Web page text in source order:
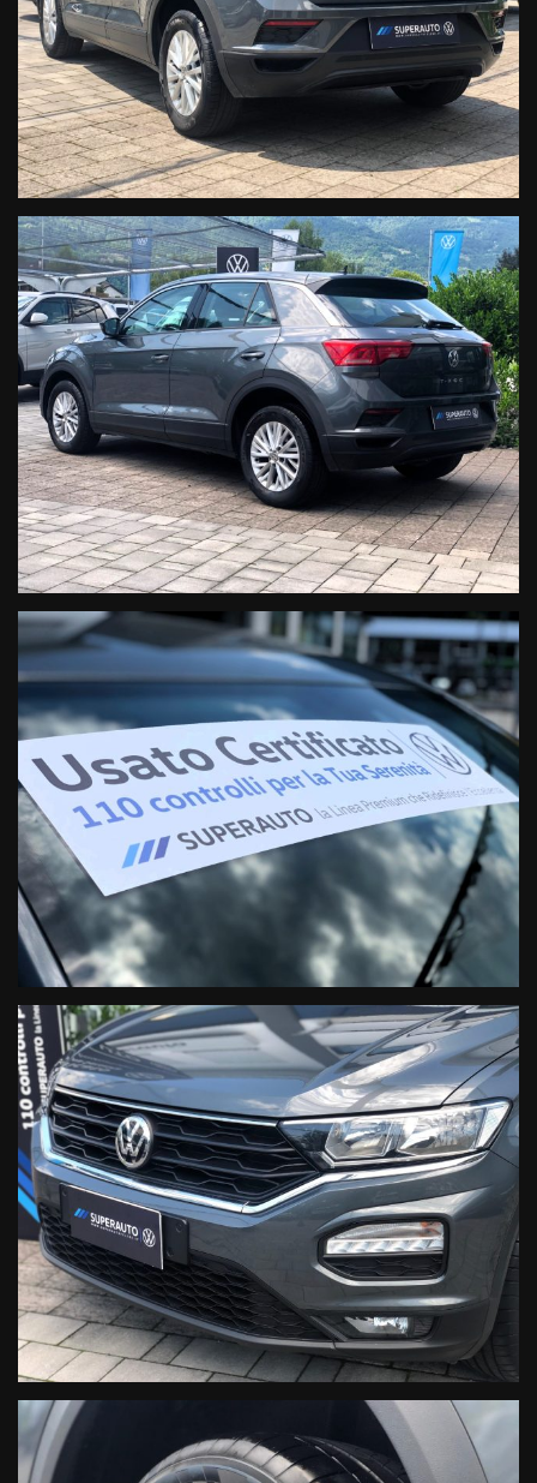
DEL NOSTRO STAFF
• CHILOMETRAGGIO DELL’AUTO ACQUISTATA ESPRESSO IN
FATTURA
• PREZZI REALI NON LEGATI AL FINANZIAMENTO
• POSSIBILITA’ DI VIDEOCHIAMATA PER VISIONARE IN
ANTEPRIMA L’AUTOVETTURA
• VALUTAZIONE DEL VOSTRO USATO ANCHE A DISTANZA
TRAMITE MAIL/WHATSAPP
• TEST DRIVE SU TUTTE LE AUTOVETTURE DISPONIBILI
• GARANZIA 12 MESI CON POSSIBILITA’ DI ESTENSIONE
ASSICURATIVA
• FORMULE DI FINANZIAMENTO CON POSSIBILITA' DI
FURTO/INCENDIO DA 12/96 MESI
• PREPARAZIONE ACCURATA DELL’ USATO CON LAVAGGIO E
SANIFICAZIONE DEGLI INTERNI
LA NOSTRA SEDE VENDITA/ASSISTENZA E SERVICE :
SEDE FELTRE (BL)
VIA CAV. VITTORIO VENETO 10/A
ZONA INDUSTRIALE
TELEFONO 0439.303636
DINO PERENZIN
+ 39 328 2926878
E-MAIL: d.perenzin@superautofeltre.it
DESIREE MELETTI
+ 39 328 2181750
E-MAIL: d.meletti@superautofeltre.it
ORARI :
DA LUNEDI’ A VENERDI’
MATTINO: 8.30 – 12.00
POMERIGGIO: 14.00 – 18.30
SABATO
MATTINO: 9.00 – 12.00
I NOSTRI PARTNER:
• AREA FINANZIARIA:
FIDITALIA
DEUTSCHE BANK EASY
• AREA GARANZIE AUTO:
CONFORMGEST
IMPORTANTE